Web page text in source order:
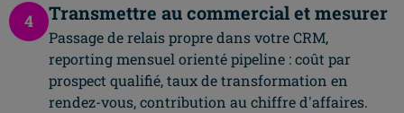
4 Transmettre au commercial et mesurer
Passage de relais propre dans votre CRM,
reporting mensuel orienté pipeline : coût par
prospect qualifié, taux de transformation en
rendez-vous, contribution au chiffre d'affaires.